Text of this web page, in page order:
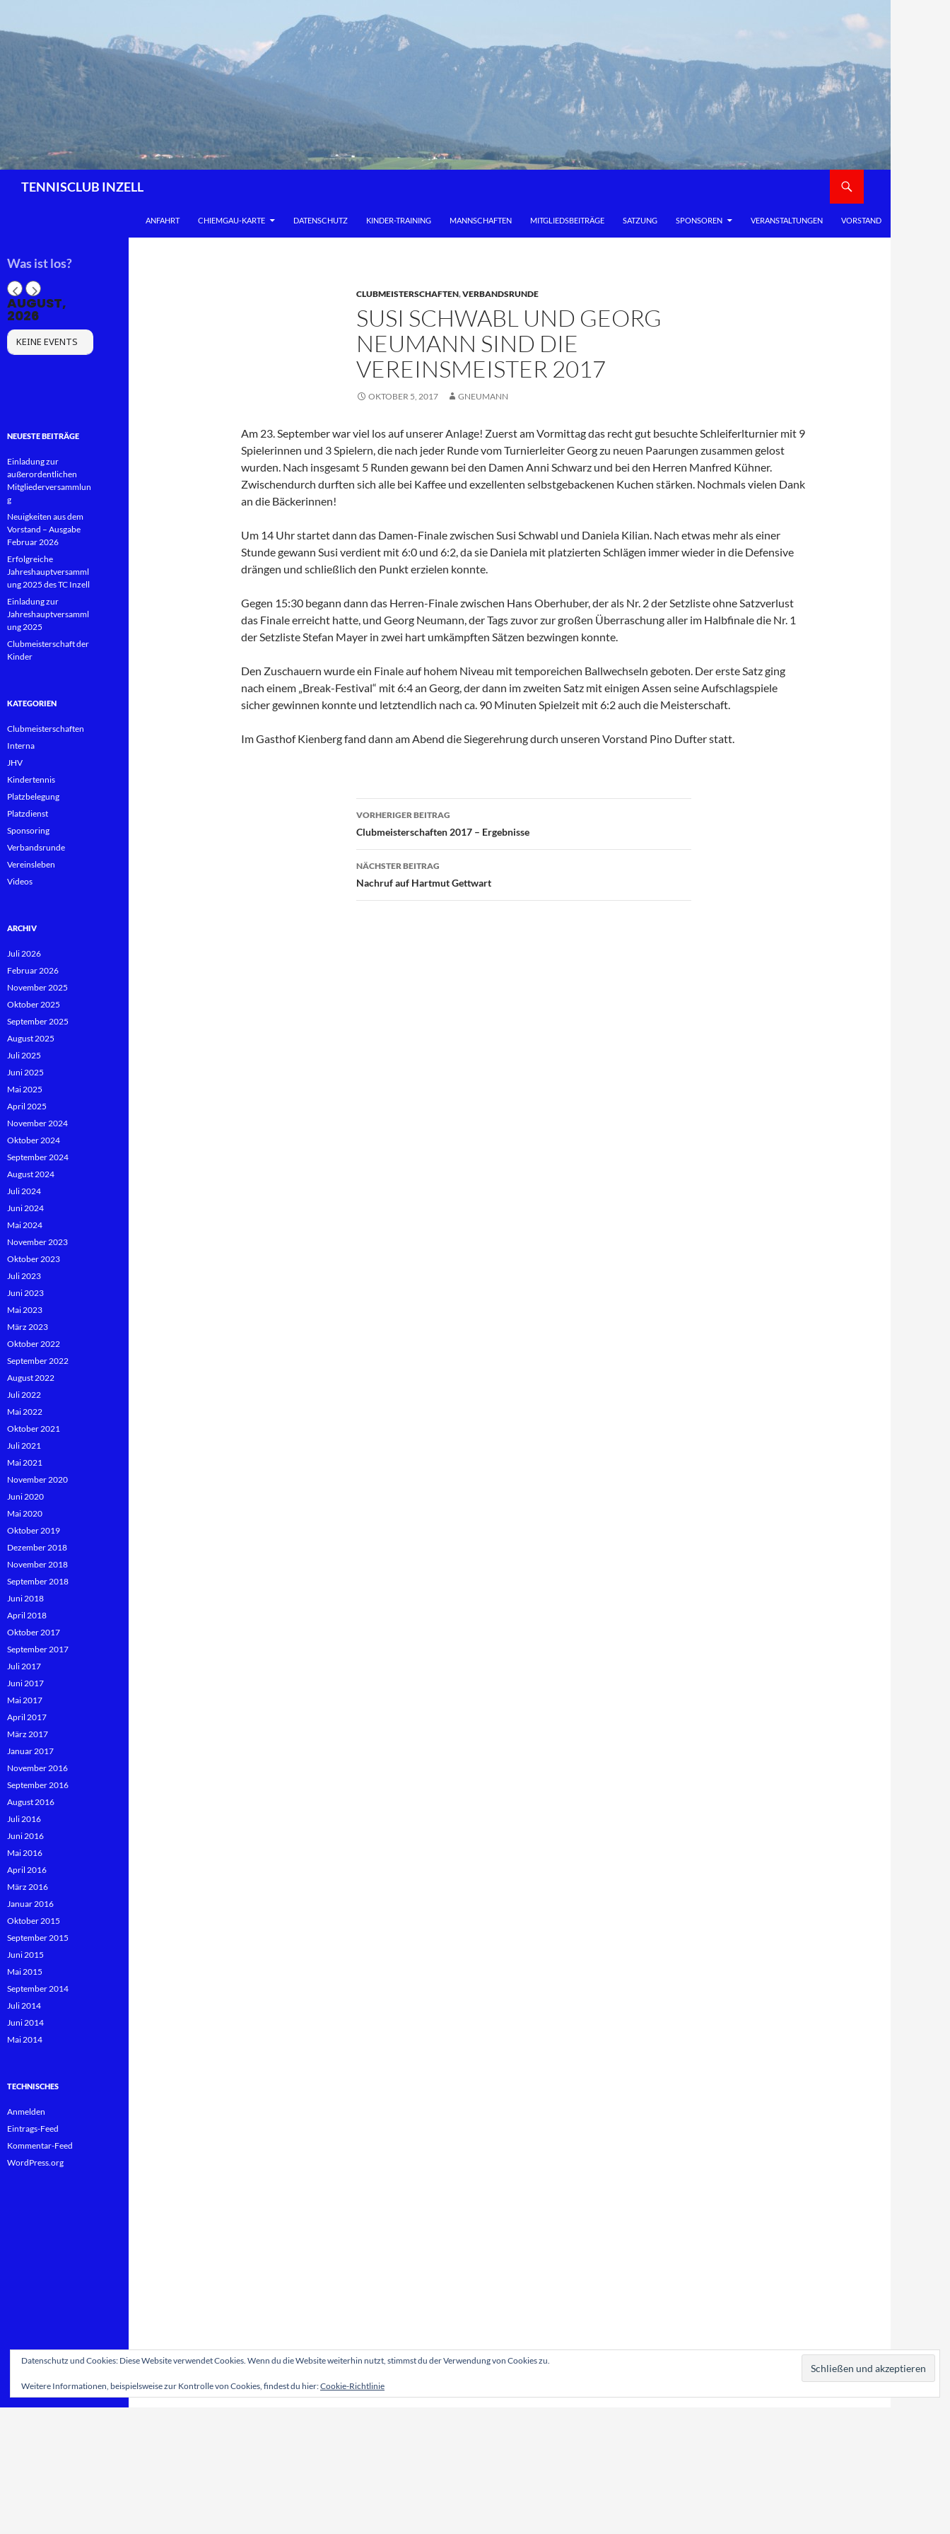
springen
TENNISCLUB INZELL
ANFAHRT CHIEMGAU-KARTE DATENSCHUTZ KINDER-TRAINING MANNSCHAFTEN MITGLIEDSBEITRÄGE SATZUNG SPONSOREN VERANSTALTUNGEN VORSTAND
CLUBMEISTERSCHAFTEN,VERBANDSRUNDE
SUSI SCHWABL UND GEORG
NEUMANN SIND DIE
VEREINSMEISTER 2017
OKTOBER 5, 2017 GNEUMANN
Am 23. September war viel los auf unserer Anlage! Zuerst am Vormittag das recht gut besuchte Schleiferlturnier mit 9
Spielerinnen und 3 Spielern, die nach jeder Runde vom Turnierleiter Georg zu neuen Paarungen zusammen gelost
wurden. Nach insgesamt 5 Runden gewann bei den Damen Anni Schwarz und bei den Herren Manfred Kühner.
Zwischendurch durften sich alle bei Kaffee und exzellenten selbstgebackenen Kuchen stärken. Nochmals vielen Dank
an die Bäckerinnen!
Um 14 Uhr startet dann das Damen-Finale zwischen Susi Schwabl und Daniela Kilian. Nach etwas mehr als einer
Stunde gewann Susi verdient mit 6:0 und 6:2, da sie Daniela mit platzierten Schlägen immer wieder in die Defensive
drängen und schließlich den Punkt erzielen konnte.
Gegen 15:30 begann dann das Herren-Finale zwischen Hans Oberhuber, der als Nr. 2 der Setzliste ohne Satzverlust
das Finale erreicht hatte, und Georg Neumann, der Tags zuvor zur großen Überraschung aller im Halbfinale die Nr. 1
der Setzliste Stefan Mayer in zwei hart umkämpften Sätzen bezwingen konnte.
Den Zuschauern wurde ein Finale auf hohem Niveau mit temporeichen Ballwechseln geboten. Der erste Satz ging
nach einem „Break-Festival“ mit 6:4 an Georg, der dann im zweiten Satz mit einigen Assen seine Aufschlagspiele
sicher gewinnen konnte und letztendlich nach ca. 90 Minuten Spielzeit mit 6:2 auch die Meisterschaft.
Im Gasthof Kienberg fand dann am Abend die Siegerehrung durch unseren Vorstand Pino Dufter statt.
Beitragsnavigation
VORHERIGER BEITRAG
Clubmeisterschaften 2017 – Ergebnisse
NÄCHSTER BEITRAG
Nachruf auf Hartmut Gettwart
Was ist los?
AUGUST,
2026
KEINE EVENTS
NEUESTE BEITRÄGE
Einladung zur
außerordentlichen
Mitgliederversammlun
g
Neuigkeiten aus dem
Vorstand – Ausgabe
Februar 2026
Erfolgreiche
Jahreshauptversamml
ung 2025 des TC Inzell
Einladung zur
Jahreshauptversamml
ung 2025
Clubmeisterschaft der
Kinder
KATEGORIEN
Clubmeisterschaften
Interna
JHV
Kindertennis
Platzbelegung
Platzdienst
Sponsoring
Verbandsrunde
Vereinsleben
Videos
ARCHIV
Juli 2026
Februar 2026
November 2025
Oktober 2025
September 2025
August 2025
Juli 2025
Juni 2025
Mai 2025
April 2025
November 2024
Oktober 2024
September 2024
August 2024
Juli 2024
Juni 2024
Mai 2024
November 2023
Oktober 2023
Juli 2023
Juni 2023
Mai 2023
März 2023
Oktober 2022
September 2022
August 2022
Juli 2022
Mai 2022
Oktober 2021
Juli 2021
Mai 2021
November 2020
Juni 2020
Mai 2020
Oktober 2019
Dezember 2018
November 2018
September 2018
Juni 2018
April 2018
Oktober 2017
September 2017
Juli 2017
Juni 2017
Mai 2017
April 2017
März 2017
Januar 2017
November 2016
September 2016
August 2016
Juli 2016
Juni 2016
Mai 2016
April 2016
März 2016
Januar 2016
Oktober 2015
September 2015
Juni 2015
Mai 2015
September 2014
Juli 2014
Juni 2014
Mai 2014
TECHNISCHES
Anmelden
Eintrags-Feed
Kommentar-Feed
WordPress.org
Datenschutz und Cookies: Diese Website verwendet Cookies. Wenn du die Website weiterhin nutzt, stimmst du der Verwendung von Cookies zu.
Weitere Informationen, beispielsweise zur Kontrolle von Cookies, findest du hier:Cookie-Richtlinie